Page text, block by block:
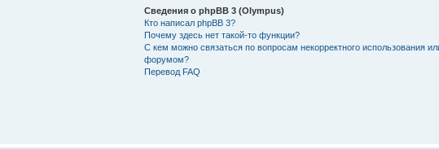
Сведения о phpBB 3 (Olympus)
Кто написал phpBB 3?
Почему здесь нет такой-то функции?
С кем можно связаться по вопросам некорректного использования
форумом?
Перевод FAQ